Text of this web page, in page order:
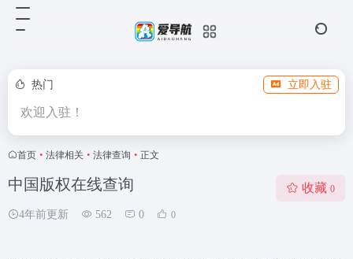
热门 立即入驻
欢迎入驻！
首页 • 法律相关 • 法律查询 • 正文
中国版权在线查询
4年前更新 562 0 0
收藏 0